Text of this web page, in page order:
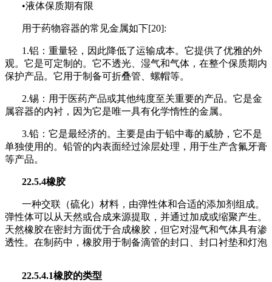
•液体保质期有限
用于药物容器的常见金属如下[20]:
1.铝：重量轻，因此降低了运输成本。它提供了优雅的外
观。它是可定制的。它不透光、湿气和气体，在整个保质期内
保护产品。它用于制备可折叠管、螺帽等。
2.锡：用于医药产品或其他纯度至关重要的产品。它是金
属容器的内衬，因为它是唯一具有化学惰性的金属。
3.铅：它是最经济的。主要是由于铅中毒的威胁，它不是
单独使用的。铅管的内表面经过涂层处理，用于生产含氟牙膏
等产品。
22.5.4橡胶
一种交联（硫化）材料，由弹性体和合适的添加剂组成。
弹性体可以从天然或合成来源提取，并通过加成或缩聚产生。
天然橡胶在密封方面优于合成橡胶，但它对湿气和气体具有渗
透性。在制药中，橡胶用于制备滴管的封口、封口衬垫和灯泡
22.5.4.1橡胶的类型